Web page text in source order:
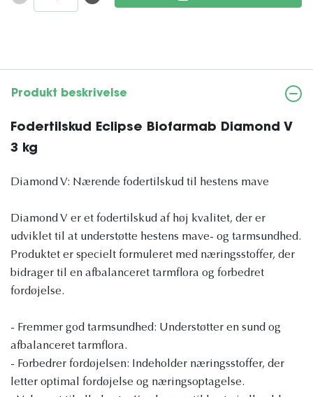
Produkt beskrivelse
Fodertilskud Eclipse Biofarmab Diamond V
3 kg
Diamond V: Nærende fodertilskud til hestens mave
Diamond V er et fodertilskud af høj kvalitet, der er
udviklet til at understøtte hestens mave- og tarmsundhed.
Produktet er specielt formuleret med næringsstoffer, der
bidrager til en afbalanceret tarmflora og forbedret
fordøjelse.
- Fremmer god tarmsundhed: Understøtter en sund og
afbalanceret tarmflora.
- Forbedrer fordøjelsen: Indeholder næringsstoffer, der
letter optimal fordøjelse og næringsoptagelse.